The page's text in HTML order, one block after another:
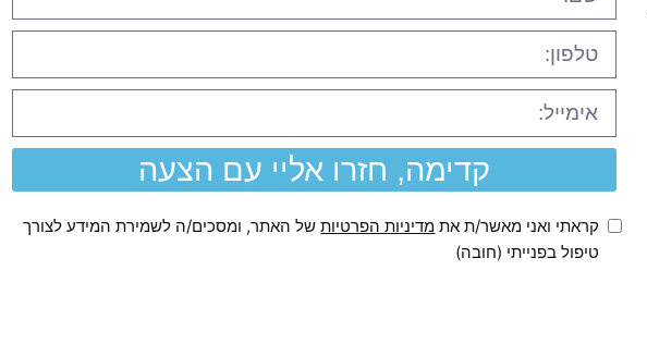
קראתי ואני מאשר/ת את מדיניות הפרטיותשל האתר, ומסכים/ה לשמירת המידע לצורך
טיפול בפנייתי (חובה)
קדימה, חזרו אליי עם הצעה